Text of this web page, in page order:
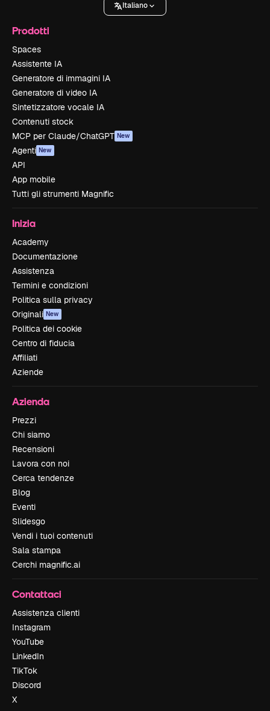
Italiano
Prodotti
Spaces
Assistente IA
Generatore di immagini IA
Generatore di video IA
Sintetizzatore vocale IA
Contenuti stock
MCP per Claude/ChatGPT New
Agenti New
API
App mobile
Tutti gli strumenti Magnific
Inizia
Academy
Documentazione
Assistenza
Termini e condizioni
Politica sulla privacy
Originali New
Politica dei cookie
Centro di fiducia
Affiliati
Aziende
Azienda
Prezzi
Chi siamo
Recensioni
Lavora con noi
Cerca tendenze
Blog
Eventi
Slidesgo
Vendi i tuoi contenuti
Sala stampa
Cerchi magnific.ai
Contattaci
Assistenza clienti
Instagram
YouTube
LinkedIn
TikTok
Discord
X